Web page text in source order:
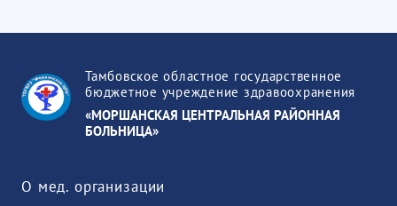
Тамбовское областное государственное
бюджетное учреждение здравоохранения
«МОРШАНСКАЯ ЦЕНТРАЛЬНАЯ РАЙОННАЯ
БОЛЬНИЦА»
О мед. организации